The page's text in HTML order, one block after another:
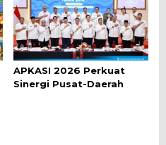
APKASI 2026 Perkuat
Sinergi Pusat-Daerah